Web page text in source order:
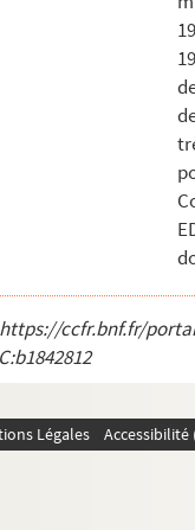
https://ccfr.bnf.fr/
Légales